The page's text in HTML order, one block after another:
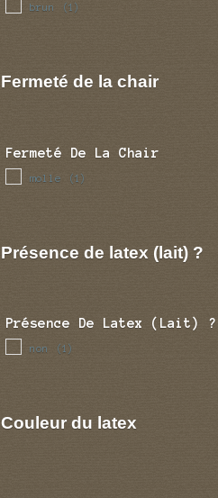
brun (1)
Fermeté de la chair
Fermeté De La Chair
molle (1)
Présence de latex (lait) ?
Présence De Latex (lait) ?
non (1)
Couleur du latex